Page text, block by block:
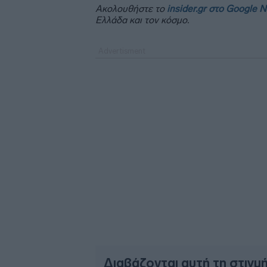
Ακολουθήστε το insider.gr στο Google
Ελλάδα και τον κόσμο.
Διαβάζονται αυτή τη